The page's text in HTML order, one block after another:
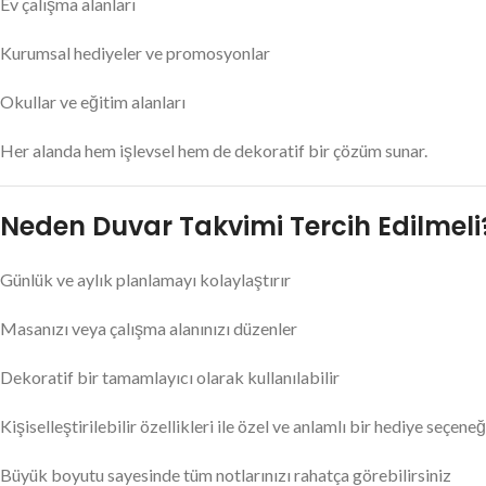
Kurumsal hediyeler ve promosyonlar
Okullar ve eğitim alanları
Her alanda hem işlevsel hem de dekoratif bir çözüm sunar.
Neden Duvar Takvimi Tercih
Günlük ve aylık planlamayı kolaylaştırır
Masanızı veya çalışma alanınızı düzenler
Dekoratif bir tamamlayıcı olarak kullanılabilir
Kişiselleştirilebilir özellikleri ile özel ve anlamlı bir hediye
Büyük boyutu sayesinde tüm notlarınızı rahatça görebilirsiniz